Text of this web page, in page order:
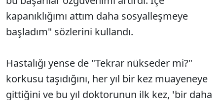
kapanıklığımı attım daha sosyalleşmeye
başladım" sözlerini kullandı.
Hastalığı yense de "Tekrar nükseder mi?"
korkusu taşıdığını, her yıl bir kez muayeneye
gittiğini ve bu yıl doktorunun ilk kez, 'bir daha